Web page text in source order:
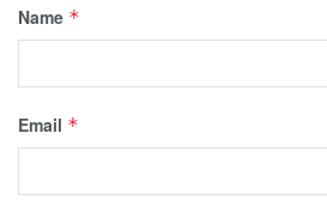
Name *
Email *